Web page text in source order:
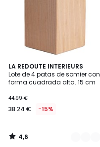
LA REDOUTE INTERIEURS
Lote de 4 patas de somier con
forma cuadrada alta. 15 cm
44.99 €
38.24 € -15%
4,6
/ 5
3
Colores
4,6
/